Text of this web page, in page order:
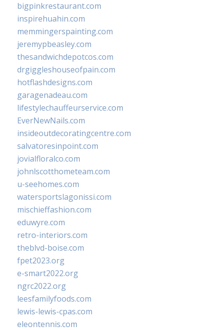
bigpinkrestaurant.com
inspirehuahin.com
memmingerspainting.com
jeremypbeasley.com
thesandwichdepotcos.com
drgiggleshouseofpain.com
hotflashdesigns.com
garagenadeau.com
lifestylechauffeurservice.com
EverNewNails.com
insideoutdecoratingcentre.com
salvatoresinpoint.com
jovialfloralco.com
johnlscotthometeam.com
u-seehomes.com
watersportslagonissi.com
mischieffashion.com
eduwyre.com
retro-interiors.com
theblvd-boise.com
fpet2023.org
e-smart2022.org
ngrc2022.org
leesfamilyfoods.com
lewis-lewis-cpas.com
eleontennis.com